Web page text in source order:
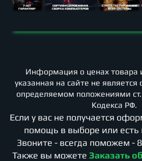
Информация о ценах товара
указанная на сайте не
определяемом положениями ст.
Кодекса РФ.
Если у вас не получается
помощь в выборе или есть
Звоните - всегда поможем -
Также вы можете Заказать